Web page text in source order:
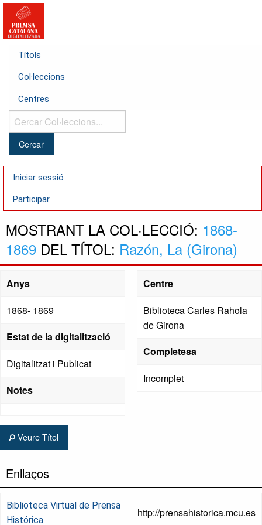
Títols
Col·leccions
Centres
Cercar
Col·leccions...
Iniciar sessió
Participar
MOSTRANT LA COL·LECCIÓ: 1868-
1869 DEL TÍTOL: Razón, La (Girona)
Anys
1868- 1869
Estat de la digitalització
Digitalitzat i Publicat
Notes
Centre
Biblioteca Carles Rahola
de Girona
Completesa
Incomplet
Veure Títol
Enllaços
Biblioteca Virtual de Prensa
Histórica
http://prensahistorica.mcu.es